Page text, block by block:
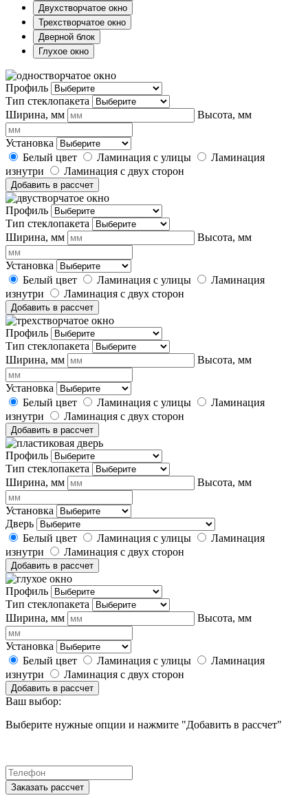
Двухстворчатое окно
Трехстворчатое окно
Дверной блок
Глухое окно
Профиль
Тип стеклопакета
Ширина, мм
Высота, мм
Установка
Белый цвет
Ламинация с улицы
Ламинация
изнутри
Ламинация с двух сторон
Добавить в рассчет
Профиль
Тип стеклопакета
Ширина, мм
Высота, мм
Установка
Белый цвет
Ламинация с улицы
Ламинация
изнутри
Ламинация с двух сторон
Добавить в рассчет
Профиль
Тип стеклопакета
Ширина, мм
Высота, мм
Установка
Белый цвет
Ламинация с улицы
Ламинация
изнутри
Ламинация с двух сторон
Добавить в рассчет
Профиль
Тип стеклопакета
Ширина, мм
Высота, мм
Установка
Дверь
Белый цвет
Ламинация с улицы
Ламинация
изнутри
Ламинация с двух сторон
Добавить в рассчет
Профиль
Тип стеклопакета
Ширина, мм
Высота, мм
Установка
Белый цвет
Ламинация с улицы
Ламинация
изнутри
Ламинация с двух сторон
Добавить в рассчет
Ваш выбор:
Выберите нужные опции и нажмите "Добавить в рассчет"